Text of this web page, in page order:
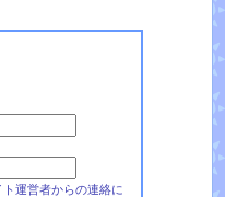
運営者からの連絡に